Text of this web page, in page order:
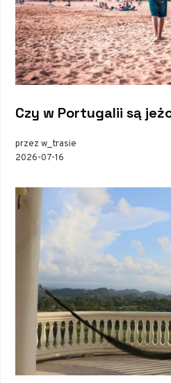
Czy w Portugalii są
przez w_trasie
2026-07-16